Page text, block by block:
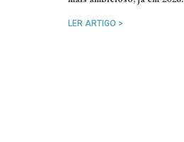
LER ARTIGO >